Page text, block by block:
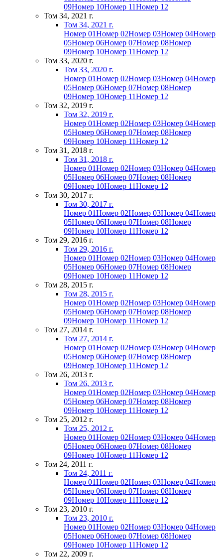
09Номер 10Номер 11Номер 12
Том 34, 2021 г.
Том 34, 2021 г.
Номер 01Номер 02Номер 03Номер 04Номер
05Номер 06Номер 07Номер 08Номер
09Номер 10Номер 11Номер 12
Том 33, 2020 г.
Том 33, 2020 г.
Номер 01Номер 02Номер 03Номер 04Номер
05Номер 06Номер 07Номер 08Номер
09Номер 10Номер 11Номер 12
Том 32, 2019 г.
Том 32, 2019 г.
Номер 01Номер 02Номер 03Номер 04Номер
05Номер 06Номер 07Номер 08Номер
09Номер 10Номер 11Номер 12
Том 31, 2018 г.
Том 31, 2018 г.
Номер 01Номер 02Номер 03Номер 04Номер
05Номер 06Номер 07Номер 08Номер
09Номер 10Номер 11Номер 12
Том 30, 2017 г.
Том 30, 2017 г.
Номер 01Номер 02Номер 03Номер 04Номер
05Номер 06Номер 07Номер 08Номер
09Номер 10Номер 11Номер 12
Том 29, 2016 г.
Том 29, 2016 г.
Номер 01Номер 02Номер 03Номер 04Номер
05Номер 06Номер 07Номер 08Номер
09Номер 10Номер 11Номер 12
Том 28, 2015 г.
Том 28, 2015 г.
Номер 01Номер 02Номер 03Номер 04Номер
05Номер 06Номер 07Номер 08Номер
09Номер 10Номер 11Номер 12
Том 27, 2014 г.
Том 27, 2014 г.
Номер 01Номер 02Номер 03Номер 04Номер
05Номер 06Номер 07Номер 08Номер
09Номер 10Номер 11Номер 12
Том 26, 2013 г.
Том 26, 2013 г.
Номер 01Номер 02Номер 03Номер 04Номер
05Номер 06Номер 07Номер 08Номер
09Номер 10Номер 11Номер 12
Том 25, 2012 г.
Том 25, 2012 г.
Номер 01Номер 02Номер 03Номер 04Номер
05Номер 06Номер 07Номер 08Номер
09Номер 10Номер 11Номер 12
Том 24, 2011 г.
Том 24, 2011 г.
Номер 01Номер 02Номер 03Номер 04Номер
05Номер 06Номер 07Номер 08Номер
09Номер 10Номер 11Номер 12
Том 23, 2010 г.
Том 23, 2010 г.
Номер 01Номер 02Номер 03Номер 04Номер
05Номер 06Номер 07Номер 08Номер
09Номер 10Номер 11Номер 12
Том 22, 2009 г.